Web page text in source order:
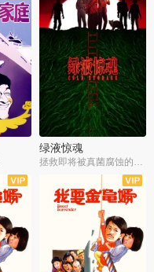
绿液惊魂
拯救即将被真菌腐蚀的世界